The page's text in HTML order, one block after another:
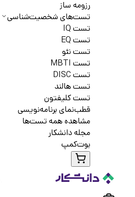
رزومه ساز
تست‌های شخصیت‌شناسی
تست IQ
تست EQ
تست نئو
تست MBTI
تست DISC
تست هالند
تست کلیفتون
قطب‌نمای برنامه‌نویسی
مشاهده همه تست‌ها
مجله دانشکار
بوت‌کمپ